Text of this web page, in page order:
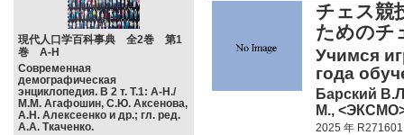
現代人口学百科事典 全2巻 第1
巻 А-Н
Современная
демографическая
энциклопедия. В 2 т. Т.1: А-Н./
М.М. Агафошин, С.Ю. Аксенова,
А.Н. Алексеенко и др.; гл. ред.
А.А. Ткаченко.
チェス競
ためのチ
Учимся
года
Барский
М.,
2025 年 R271601